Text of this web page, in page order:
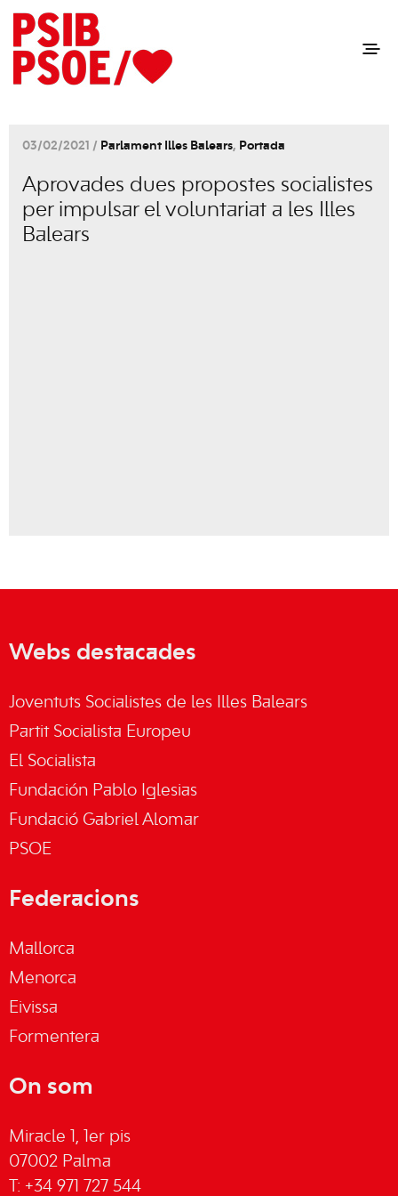
03/02/2021 / Parlament Illes Balears, Portada
Aprovades dues propostes socialistes
per impulsar el voluntariat a les Illes
Balears
Webs destacades
Joventuts Socialistes de les Illes Balears
Partit Socialista Europeu
El Socialista
Fundación Pablo Iglesias
Fundació Gabriel Alomar
PSOE
Federacions
Mallorca
Menorca
Eivissa
Formentera
On som
Miracle 1, 1er pis
07002 Palma
T: +34 971 727 544